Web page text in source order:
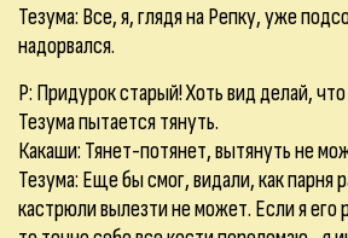
Тезума: Все, я, глядя на Репку, уже
надорвался.
Р: Придурок старый! Хоть вид делай,
Тезума пытается тянуть.
Какаши: Тянет-потянет, вытянуть не
Тезума: Еще бы смог, видали, как парня
кастрюли вылезти не может. Если я его